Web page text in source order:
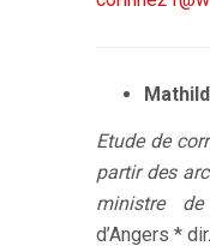
Etude de
partir des
ministre
d’Angers *